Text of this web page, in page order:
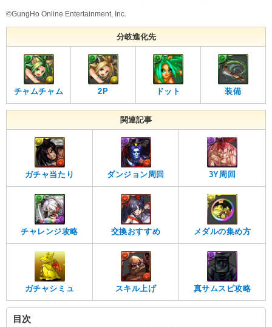
©GungHo Online Entertainment, Inc.
分岐進化先
チャムチャム 2P ドット 装備
関連記事
ガチャ当たり ダンジョン周回 3Y周回
チャレンジ攻略 交換おすすめ メダルの集め方
ガチャシミュ スキル上げ 真サムスピ攻略
目次